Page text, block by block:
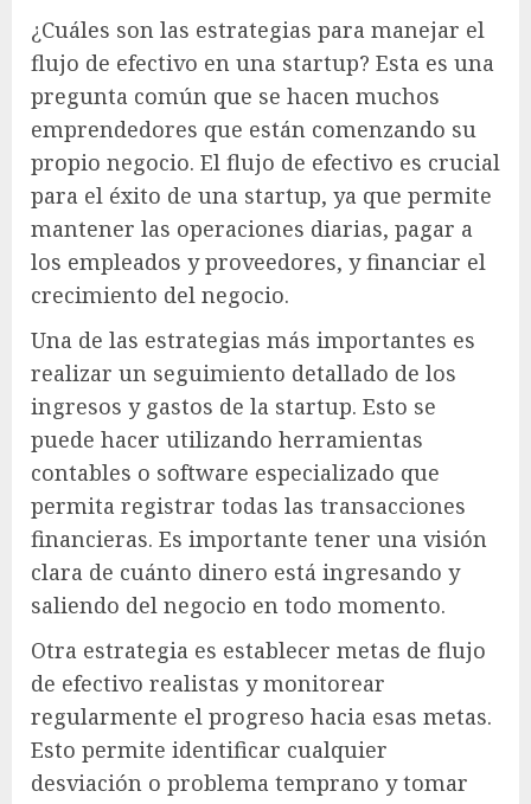
¿Cuáles son las estrategias para manejar el
flujo de efectivo en una startup? Esta es una
pregunta común que se hacen muchos
emprendedores que están comenzando su
propio negocio. El flujo de efectivo es crucial
para el éxito de una startup, ya que permite
mantener las operaciones diarias, pagar a
los empleados y proveedores, y financiar el
crecimiento del negocio.
Una de las estrategias más importantes es
realizar un seguimiento detallado de los
ingresos y gastos de la startup. Esto se
puede hacer utilizando herramientas
contables o software especializado que
permita registrar todas las transacciones
financieras. Es importante tener una visión
clara de cuánto dinero está ingresando y
saliendo del negocio en todo momento.
Otra estrategia es establecer metas de flujo
de efectivo realistas y monitorear
regularmente el progreso hacia esas metas.
Esto permite identificar cualquier
desviación o problema temprano y tomar